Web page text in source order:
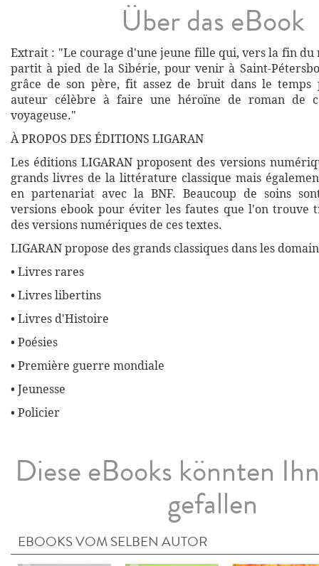
Über das eBook
Extrait : "Le courage d'une jeune fille qui, vers la fin du
partit à pied de la Sibérie, pour venir à Saint-
grâce de son père, fit assez de bruit dans le temps
auteur célèbre à faire une héroïne de roman de
voyageuse."
À PROPOS DES ÉDITIONS LIGARAN
Les éditions LIGARAN proposent des versions
grands livres de la littérature classique mais
en partenariat avec la BNF. Beaucoup de soins
versions ebook pour éviter les fautes que l'on trouve
des versions numériques de ces textes.
LIGARAN propose des grands classiques dans les
• Livres rares
• Livres libertins
• Livres d'Histoire
• Poésies
• Première guerre mondiale
• Jeunesse
• Policier
Diese eBooks könnten
gefallen
EBOOKS VOM SELBEN AUTOR